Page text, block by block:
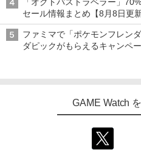
「オクトパストラベラー」
セール情報まとめ【8月8日更新
ニンテンドーeショップでは
ファミマで「ポケモンフレン
ダピックがもらえるキャンペ
GAME Watch